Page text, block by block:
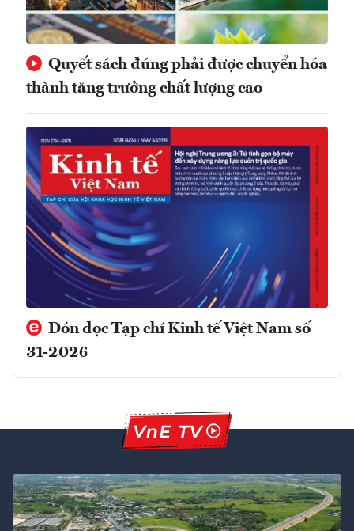
Quyết sách đúng phải được chuyển hóa
thành tăng trưởng chất lượng cao
Đón đọc Tạp chí Kinh tế Việt Nam số
31-2026